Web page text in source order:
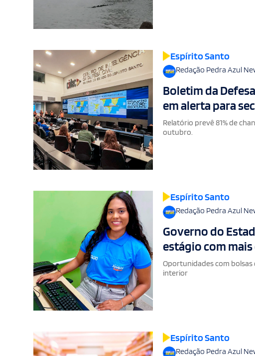
Espírito Santo
Redação Pedra Azul
Boletim da
em alerta para
Relatório prevê 81% de
outubro.
Espírito Santo
Redação Pedra Azul
Governo do
estágio com mais
Oportunidades com bolsas
interior
Espírito Santo
Redação Pedra Azul